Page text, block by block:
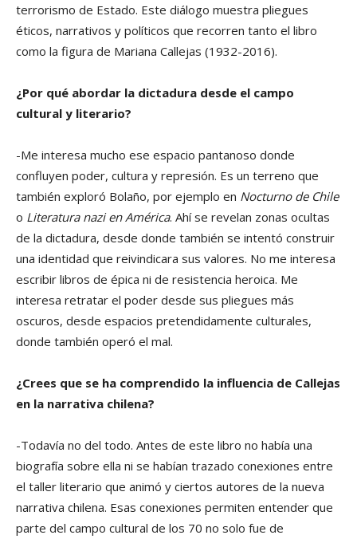
terrorismo de Estado. Este diálogo muestra pliegues
éticos, narrativos y políticos que recorren tanto el libro
como la figura de Mariana Callejas (1932-2016).
¿Por qué abordar la dictadura desde el campo
cultural y literario?
-Me interesa mucho ese espacio pantanoso donde
confluyen poder, cultura y represión. Es un terreno que
también exploró Bolaño, por ejemplo en Nocturno de Chile
o Literatura nazi en América. Ahí se revelan zonas ocultas
de la dictadura, desde donde también se intentó construir
una identidad que reivindicara sus valores. No me interesa
escribir libros de épica ni de resistencia heroica. Me
interesa retratar el poder desde sus pliegues más
oscuros, desde espacios pretendidamente culturales,
donde también operó el mal.
¿Crees que se ha comprendido la influencia de Callejas
en la narrativa chilena?
-Todavía no del todo. Antes de este libro no había una
biografía sobre ella ni se habían trazado conexiones entre
el taller literario que animó y ciertos autores de la nueva
narrativa chilena. Esas conexiones permiten entender que
parte del campo cultural de los 70 no solo fue de